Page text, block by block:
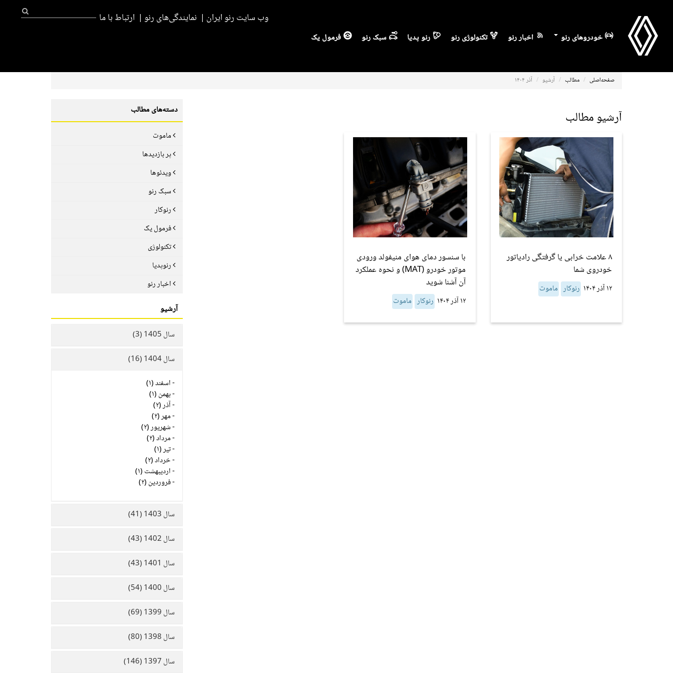
وب سایت رنو ایران نمایندگی‌های رنو ارتباط با ما
خودروهای رنو اخبار رنو تکنولوژی رنو رنو پدیا سبک رنو فرمول یک
صفحه‌اصلی مطالب آرشیو آذر ۱۴۰۴
آرشیو مطالب
۸ علامت خرابی یا گرفتگی رادیاتور
خودروی شما
۱۲ آذر ۱۴۰۴ رنوکار ماموت
با سنسور دمای هوای منیفولد ورودی
موتور خودرو (MAT) و نحوه عملکرد
آن آشنا شوید
۱۲ آذر ۱۴۰۴ رنوکار ماموت
دسته‌های مطالب
ماموت
پر بازدیدها
ویدئوها
سبک رنو
رنوکار
فرمول یک
تکنولوژی
رنوپدیا
اخبار رنو
آرشیو
سال 1405 (3)
سال 1404 (16)
-اسفند (۱)
-بهمن (۱)
-آذر (۲)
-مهر (۲)
-شهریور (۲)
-مرداد (۲)
-تیر (۱)
-خرداد (۲)
-اردیبهشت (۱)
-فروردین (۲)
سال 1403 (41)
سال 1402 (43)
سال 1401 (43)
سال 1400 (54)
سال 1399 (69)
سال 1398 (80)
سال 1397 (146)